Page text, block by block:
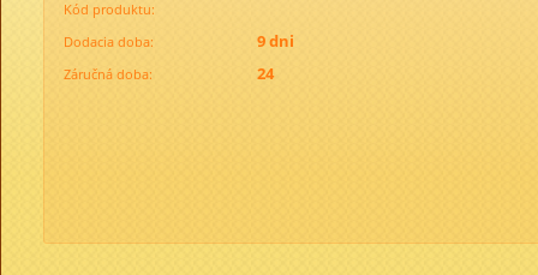
Kód produktu:
Dodacia doba:
9 dni
Záručná doba: 24